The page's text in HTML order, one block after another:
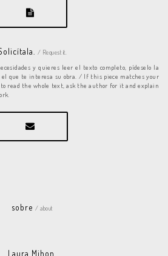
/ Request it.
y quieres leer el texto completo, pídeselo la
que te interesa su obra. / If this piece matches your
read the whole text, ask the author for it and explain
sobre/ about
Laura Mihon.